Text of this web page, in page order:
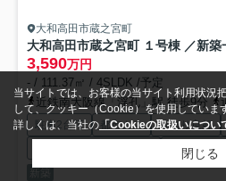
大和高田市蔵之宮町
大和高田市蔵之宮町 １号棟 ／新築
3,590万円
- / 111.37㎡ / 4SLDK /予定
近鉄南大阪線「浮孔」駅 徒歩9分
駐車2台可 都市ガス 陽当り良好
ウォーク
当サイトでは、お客様の当サイト利用状況
して、クッキー（Cookie）を使用していま
詳しくは、当社の 「Cookieの取扱いについ
閉じる